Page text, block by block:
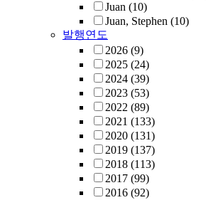
Juan (10)
Juan, Stephen (10)
발행연도
2026 (9)
2025 (24)
2024 (39)
2023 (53)
2022 (89)
2021 (133)
2020 (131)
2019 (137)
2018 (113)
2017 (99)
2016 (92)